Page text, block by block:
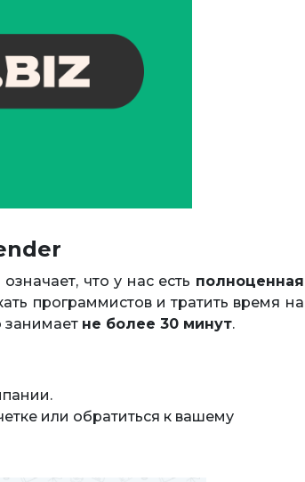
означает, что у нас есть полноценная
программистов и тратить время на
занимает не более 30 минут.
или обратиться к вашему